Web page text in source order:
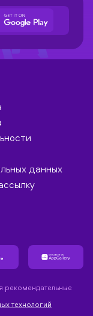
данных
технологий